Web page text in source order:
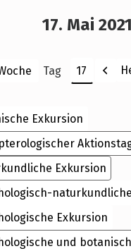
17. Mai 2021
Tag
Monat
Tag
Jahr
Exkursion
Exkursion
Exkursion
und